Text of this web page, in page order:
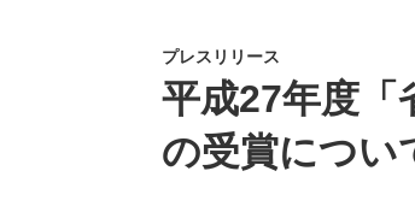
ニュース（新しいウィンドウを開きま
よくあるご質問・お
プレスリリース
平成27年度
の受賞につい